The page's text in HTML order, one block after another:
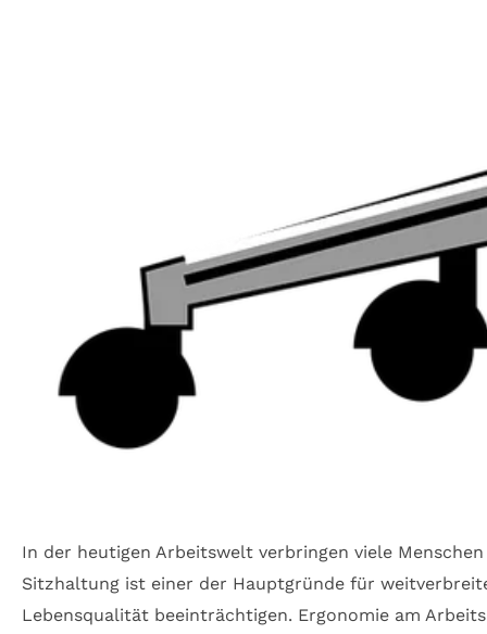
In der heutigen Arbeitswelt verbringen viele
Sitzhaltung ist einer der Hauptgründe für
Lebensqualität beeinträchtigen. Ergonomie am